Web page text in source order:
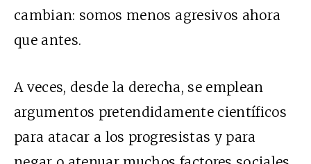
cambian: somos menos agresivos ahora
que antes.
A veces, desde la derecha, se emplean
argumentos pretendidamente científicos
para atacar a los progresistas y para